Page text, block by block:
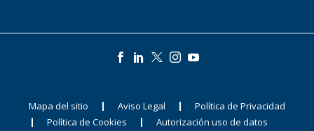
Mapa del sitio Aviso Legal
Política de Privacidad
Política de Cookies
Autorización uso de datos